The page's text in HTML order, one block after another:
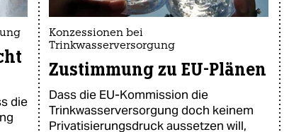
die
Konzessionen bei
Trinkwasserversorgung
Zustimmung zu EU-Plänen
Dass die EU-Kommission die
Trinkwasserversorgung doch keinem
Privatisierungsdruck aussetzen will,